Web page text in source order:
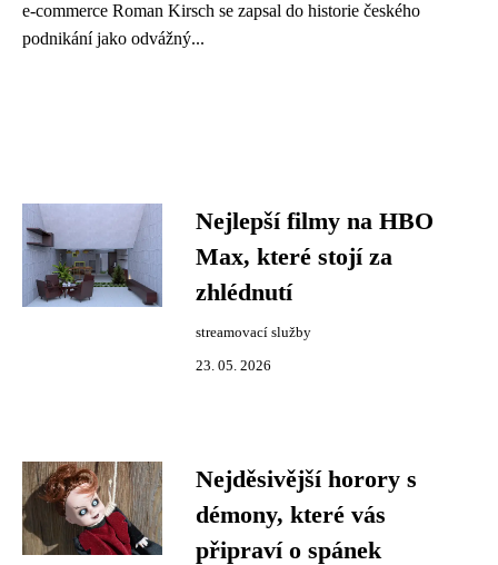
e-commerce Roman Kirsch se zapsal do historie českého
podnikání jako odvážný...
Nejlepší filmy na HBO
Max, které stojí za
zhlédnutí
streamovací služby
23. 05. 2026
Nejděsivější horory s
démony, které vás
připraví o spánek